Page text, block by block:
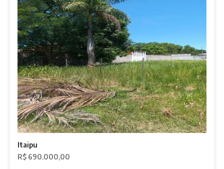
Itaipu
R$ 690.000,00